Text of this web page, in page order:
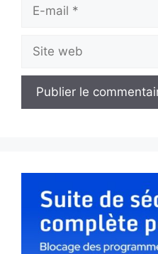
Site
web